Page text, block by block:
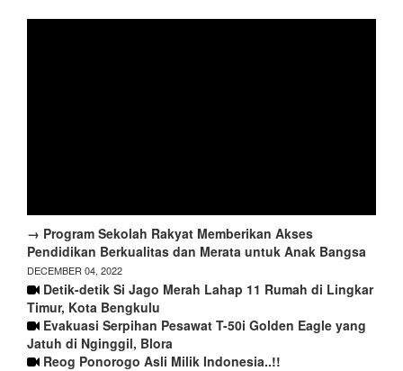
→ Program Sekolah Rakyat Memberikan Akses
Pendidikan Berkualitas dan Merata untuk Anak Bangsa
DECEMBER 04, 2022
Detik-detik Si Jago Merah Lahap 11 Rumah di Lingkar
Timur, Kota Bengkulu
Evakuasi Serpihan Pesawat T-50i Golden Eagle yang
Jatuh di Nginggil, Blora
Reog Ponorogo Asli Milik Indonesia..!!